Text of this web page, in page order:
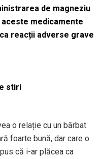
de magneziu
medicamente
reacții adverse grave
stiri
o relație cu un bărbat
foarte bună, dar care o
că i-ar plăcea ca